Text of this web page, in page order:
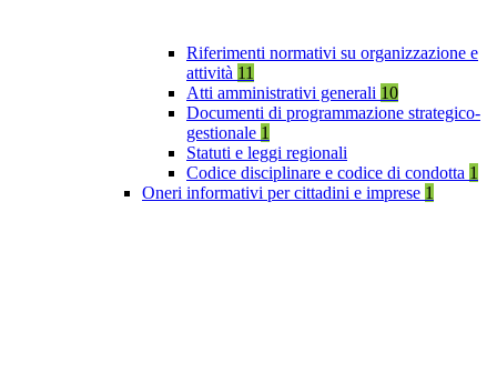
Riferimenti normativi su organizzazione e
attività 11
Atti amministrativi generali 10
Documenti di programmazione strategico-
gestionale 1
Statuti e leggi regionali
Codice disciplinare e codice di condotta 1
Oneri informativi per cittadini e imprese 1